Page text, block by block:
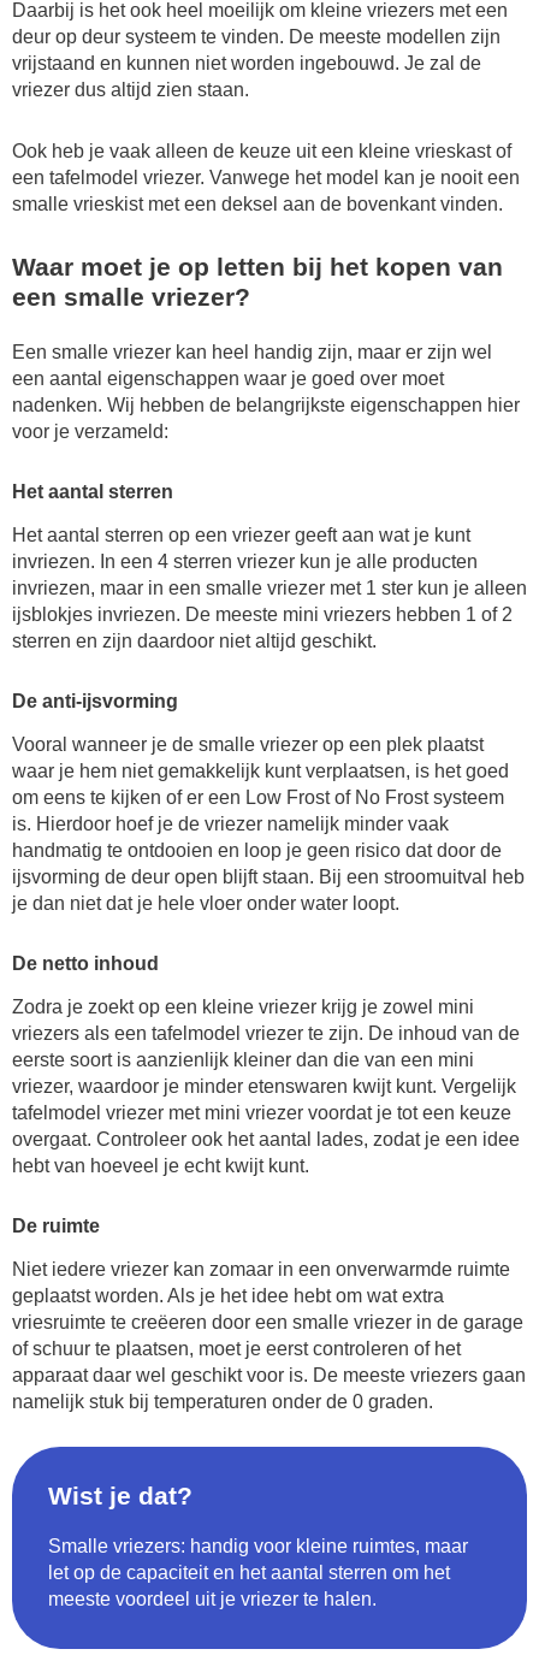
Daarbij is het ook heel moeilijk om kleine vriezers met een
deur op deur systeem te vinden. De meeste modellen zijn
vrijstaand en kunnen niet worden ingebouwd. Je zal de
vriezer dus altijd zien staan.
Ook heb je vaak alleen de keuze uit een kleine vrieskast of
een tafelmodel vriezer. Vanwege het model kan je nooit een
smalle vrieskist met een deksel aan de bovenkant vinden.
Waar moet je op letten bij het kopen van
een smalle vriezer?
Een smalle vriezer kan heel handig zijn, maar er zijn wel
een aantal eigenschappen waar je goed over moet
nadenken. Wij hebben de belangrijkste eigenschappen hier
voor je verzameld:
Het aantal sterren
Het aantal sterren op een vriezer geeft aan wat je kunt
invriezen. In een 4 sterren vriezer kun je alle producten
invriezen, maar in een smalle vriezer met 1 ster kun je alleen
ijsblokjes invriezen. De meeste mini vriezers hebben 1 of 2
sterren en zijn daardoor niet altijd geschikt.
De anti-ijsvorming
Vooral wanneer je de smalle vriezer op een plek plaatst
waar je hem niet gemakkelijk kunt verplaatsen, is het goed
om eens te kijken of er een Low Frost of No Frost systeem
is. Hierdoor hoef je de vriezer namelijk minder vaak
handmatig te ontdooien en loop je geen risico dat door de
ijsvorming de deur open blijft staan. Bij een stroomuitval heb
je dan niet dat je hele vloer onder water loopt.
De netto inhoud
Zodra je zoekt op een kleine vriezer krijg je zowel mini
vriezers als een tafelmodel vriezer te zijn. De inhoud van de
eerste soort is aanzienlijk kleiner dan die van een mini
vriezer, waardoor je minder etenswaren kwijt kunt. Vergelijk
tafelmodel vriezer met mini vriezer voordat je tot een keuze
overgaat. Controleer ook het aantal lades, zodat je een idee
hebt van hoeveel je echt kwijt kunt.
De ruimte
Niet iedere vriezer kan zomaar in een onverwarmde ruimte
geplaatst worden. Als je het idee hebt om wat extra
vriesruimte te creëeren door een smalle vriezer in de garage
of schuur te plaatsen, moet je eerst controleren of het
apparaat daar wel geschikt voor is. De meeste vriezers gaan
namelijk stuk bij temperaturen onder de 0 graden.
Wist je dat?
Smalle vriezers: handig voor kleine ruimtes, maar
let op de capaciteit en het aantal sterren om het
meeste voordeel uit je vriezer te halen.